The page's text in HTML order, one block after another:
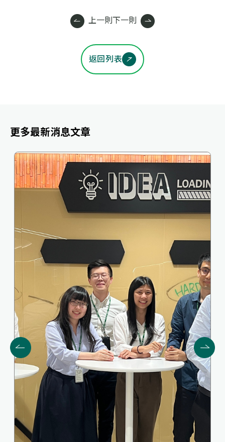
上一則 下一則
返回列表
更多最新消息文章